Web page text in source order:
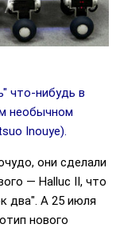
что-нибудь в
необычном
Inouye).
они сделали
— Halluc II, что
два". А 25 июля
нового